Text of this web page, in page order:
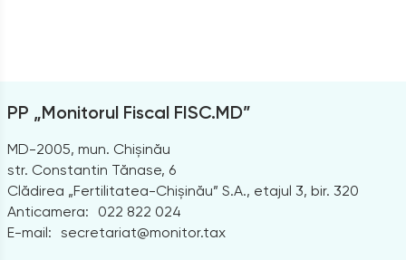
PP „Monitorul Fiscal FISC.MD”
MD-2005, mun. Chișinău
str. Constantin Tănase, 6
Clădirea „Fertilitatea-Chișinău” S.A., etajul 3, bir. 320
Anticamera:
022 822 024
E-mail: secretariat@monitor.tax